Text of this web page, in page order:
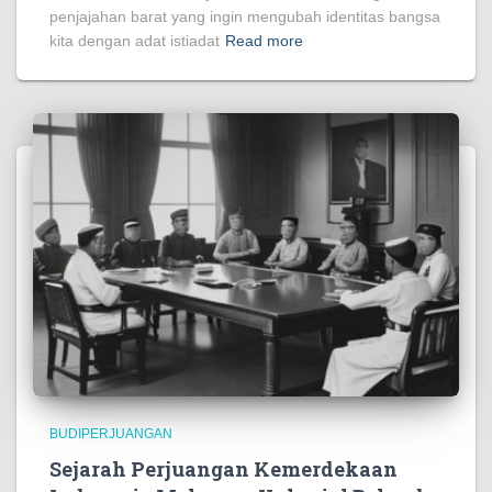
https://presionamos.somosamigosdelatierra.org/
https://reference.halotekno.id/
https://foundation.ekomikocandles.com/
https://costumers.kriarvikoncepts.com/
https://kesatuan.pafikecciagel.org/
https://kesatuan.pafikecciagel.org/
https://crown.wolschwatches.com/
https://units.foodinhardtimes.org/
https://stock.pictureswithoutink.org/
https://surface.pafitr.org/
penjajahan barat yang ingin mengubah identitas bangsa
kita dengan adat istiadat Read more
BUDIPERJUANGAN
Sejarah Perjuangan Kemerdekaan